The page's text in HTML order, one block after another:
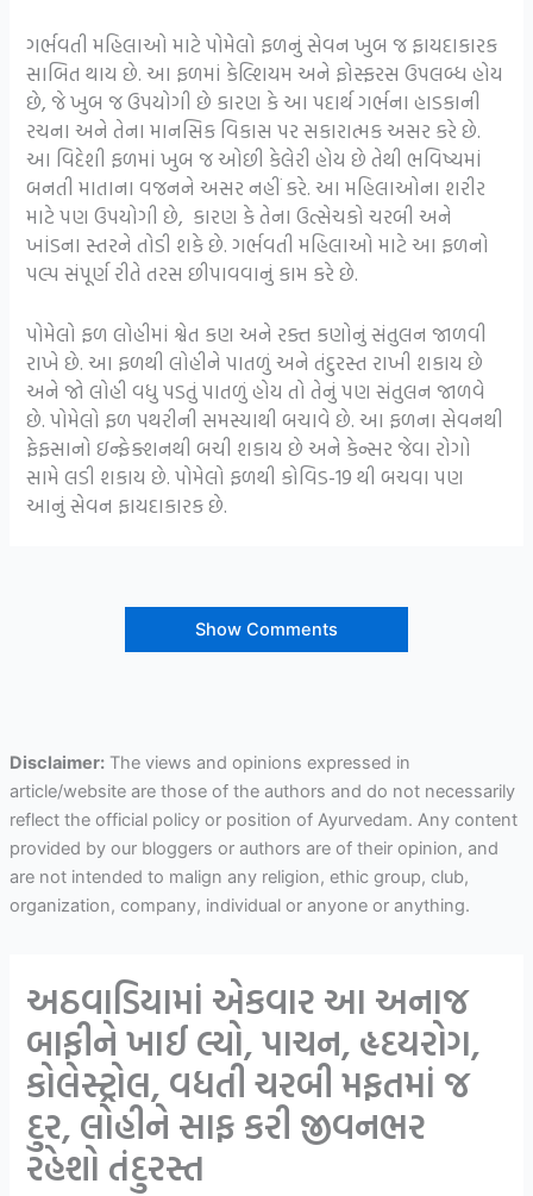
ગર્ભવતી મહિલાઓ માટે પોમેલો ફળનું સેવન ખુબ જ ફાયદાકારક
સાબિત થાય છે. આ ફળમાં કેલ્શિયમ અને ફોસ્ફરસ ઉપલબ્ધ હોય
છે, જે ખુબ જ ઉપયોગી છે કારણ કે આ પદાર્થ ગર્ભના હાડકાની
રચના અને તેના માનસિક વિકાસ પર સકારાત્મક અસર કરે છે.
આ વિદેશી ફળમાં ખુબ જ ઓછી કેલેરી હોય છે તેથી ભવિષ્યમાં
બનતી માતાના વજનને અસર નહીં કરે. આ મહિલાઓના શરીર
માટે પણ ઉપયોગી છે, કારણ કે તેના ઉત્સેચકો ચરબી અને
ખાંડના સ્તરને તોડી શકે છે. ગર્ભવતી મહિલાઓ માટે આ ફળનો
પલ્પ સંપૂર્ણ રીતે તરસ છીપાવવાનું કામ કરે છે.
પોમેલો ફળ લોહીમાં શ્વેત કણ અને રક્ત કણોનું સંતુલન જાળવી
રાખે છે. આ ફળથી લોહીને પાતળું અને તંદુરસ્ત રાખી શકાય છે
અને જો લોહી વધુ પડતું પાતળું હોય તો તેનું પણ સંતુલન જાળવે
છે. પોમેલો ફળ પથરીની સમસ્યાથી બચાવે છે. આ ફળના સેવનથી
ફેફસાનો ઇન્ફેક્શનથી બચી શકાય છે અને કેન્સર જેવા રોગો
સામે લડી શકાય છે. પોમેલો ફળથી કોવિડ-19 થી બચવા પણ
આનું સેવન ફાયદાકારક છે.
Show Comments
Disclaimer:The views and opinions expressed in
article/website are those of the authors and do not necessarily
reflect the official policy or position of Ayurvedam. Any content
provided by our bloggers or authors are of their opinion, and
are not intended to malign any religion, ethic group, club,
organization, company, individual or anyone or anything.
અઠવાડિયામાં એકવાર આ અનાજ
બાફીને ખાઈ લ્યો, પાચન, હૃદયરોગ,
કોલેસ્ટ્રોલ, વધતી ચરબી મફતમાં જ
દુર, લોહીને સાફ કરી જીવનભર
રહેશો તંદુરસ્ત